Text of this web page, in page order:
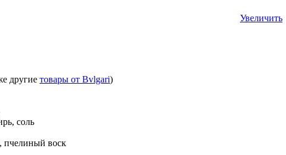
Увеличить
другие товары от Bvlgari)
соль
пчелиный воск